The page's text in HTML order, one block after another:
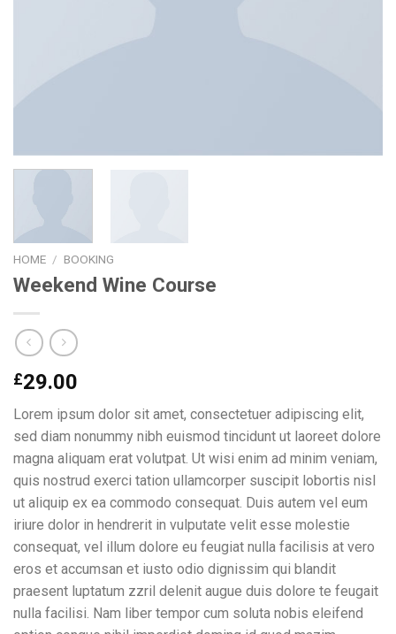
HOME / BOOKING
Weekend Wine Course
£29.00
Lorem ipsum dolor sit amet, consectetuer adipiscing elit,
sed diam nonummy nibh euismod tincidunt ut laoreet dolore
magna aliquam erat volutpat. Ut wisi enim ad minim veniam,
quis nostrud exerci tation ullamcorper suscipit lobortis nisl
ut aliquip ex ea commodo consequat. Duis autem vel eum
iriure dolor in hendrerit in vulputate velit esse molestie
consequat, vel illum dolore eu feugiat nulla facilisis at vero
eros et accumsan et iusto odio dignissim qui blandit
praesent luptatum zzril delenit augue duis dolore te feugait
nulla facilisi. Nam liber tempor cum soluta nobis eleifend